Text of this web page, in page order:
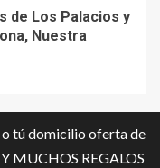
de Los Palacios y
Nuestra
o tú domicilio oferta de
MUCHOS REGALOS